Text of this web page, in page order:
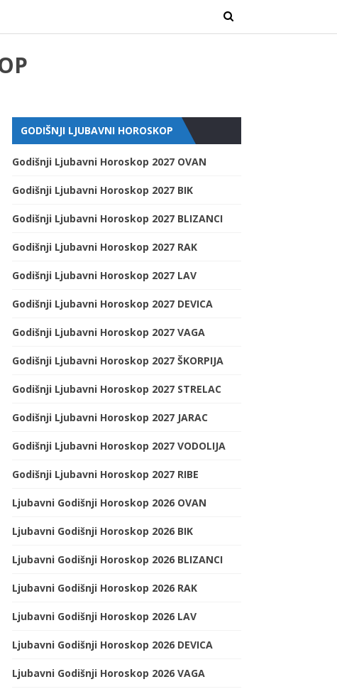
GODIŠNJI LJUBAVNI HOROSKOP
Godišnji Ljubavni Horoskop 2027 OVAN
Godišnji Ljubavni Horoskop 2027 BIK
Godišnji Ljubavni Horoskop 2027 BLIZANCI
Godišnji Ljubavni Horoskop 2027 RAK
Godišnji Ljubavni Horoskop 2027 LAV
Godišnji Ljubavni Horoskop 2027 DEVICA
Godišnji Ljubavni Horoskop 2027 VAGA
Godišnji Ljubavni Horoskop 2027 ŠKORPIJA
Godišnji Ljubavni Horoskop 2027 STRELAC
Godišnji Ljubavni Horoskop 2027 JARAC
Godišnji Ljubavni Horoskop 2027 VODOLIJA
Godišnji Ljubavni Horoskop 2027 RIBE
Ljubavni Godišnji Horoskop 2026 OVAN
Ljubavni Godišnji Horoskop 2026 BIK
Ljubavni Godišnji Horoskop 2026 BLIZANCI
Ljubavni Godišnji Horoskop 2026 RAK
Ljubavni Godišnji Horoskop 2026 LAV
Ljubavni Godišnji Horoskop 2026 DEVICA
Ljubavni Godišnji Horoskop 2026 VAGA